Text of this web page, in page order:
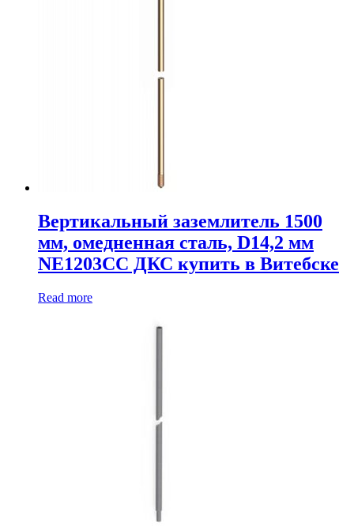
Вертикальный заземлитель 1500
мм, омедненная сталь, D14,2 мм
NE1203CC ДКС купить в Витебске
Read more